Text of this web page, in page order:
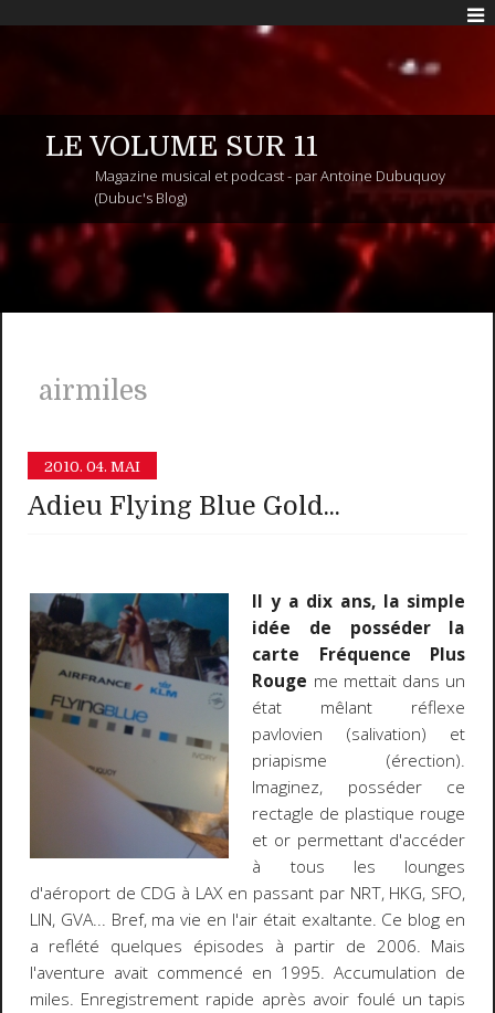
LE VOLUME SUR 11
Magazine musical et podcast - par Antoine Dubuquoy
(Dubuc's Blog)
airmiles
2010. 04. MAI
Adieu Flying Blue Gold...
Il y a dix ans, la simple
idée de posséder la
carte Fréquence Plus
Rouge me mettait dans un
état mêlant réflexe
pavlovien (salivation) et
priapisme (érection).
Imaginez, posséder ce
rectagle de plastique rouge
et or permettant d'accéder
à tous les lounges
d'aéroport de CDG à LAX en passant par NRT, HKG, SFO,
LIN, GVA... Bref, ma vie en l'air était exaltante. Ce blog en
a reflété quelques épisodes à partir de 2006. Mais
l'aventure avait commencé en 1995. Accumulation de
miles. Enregistrement rapide après avoir foulé un tapis